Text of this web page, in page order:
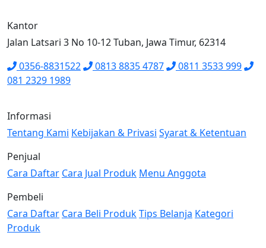
Kantor
Jalan Latsari 3 No 10-12 Tuban, Jawa Timur, 62314
0356-8831522
0813 8835 4787
0811 3533 999
081 2329 1989
Informasi
Tentang Kami Kebijakan & Privasi Syarat & Ketentuan
Penjual
Cara Daftar Cara Jual Produk Menu Anggota
Pembeli
Cara Daftar Cara Beli ProdukTips Belanja Kategori
Produk